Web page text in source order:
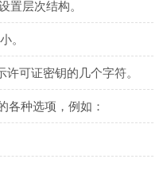
置层次结构。
。
可证密钥的几个字符。
各种选项，例如：